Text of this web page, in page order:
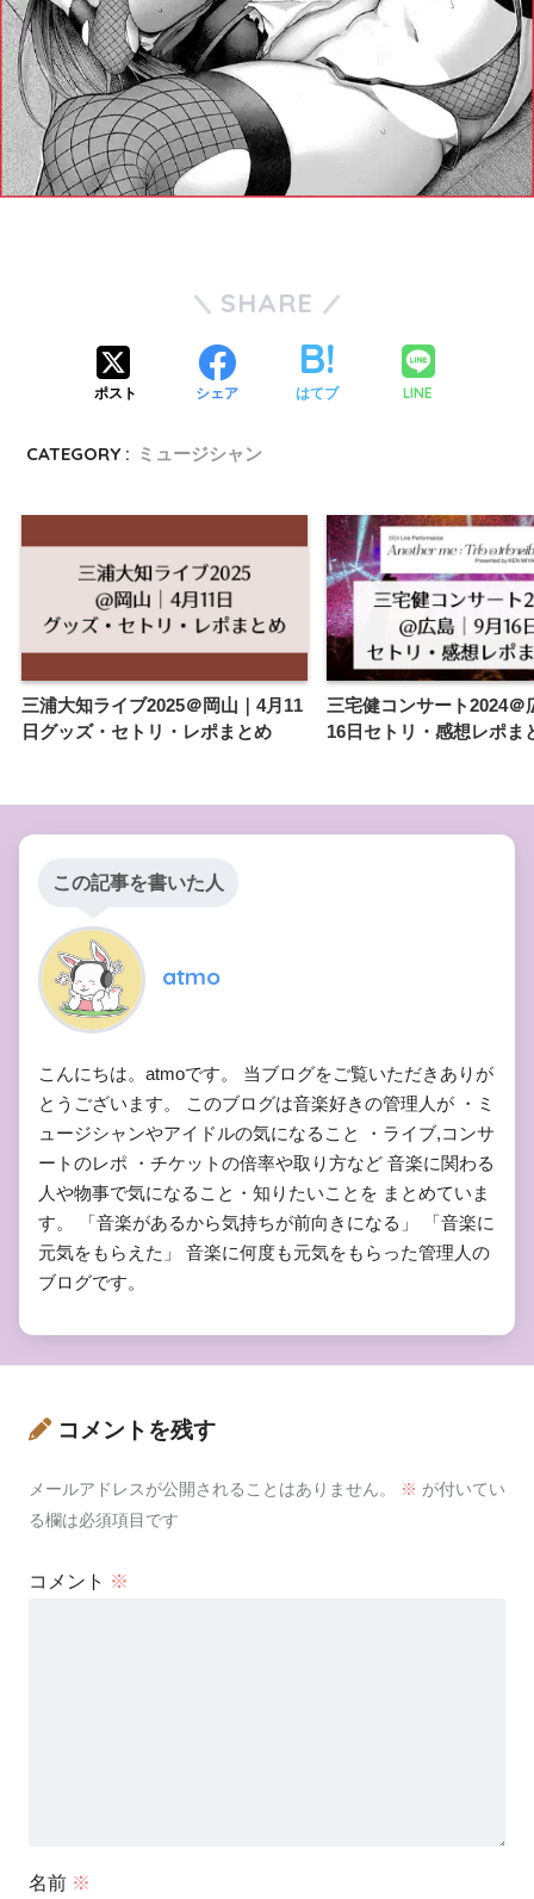
SHARE
ポスト シェア はてブ LINE
CATEGORY : ミュージシャン
三浦大知ライブ2025＠岡山｜4月11
日グッズ・セトリ・レポまとめ
三宅健コンサート2024＠
16日セトリ・感想レポま
この記事を書いた人
atmo
こんにちは。atmoです。 当ブログをご覧いただきありが
とうございます。 このブログは音楽好きの管理人が ・ミ
ュージシャンやアイドルの気になること ・ライブ,コンサ
ートのレポ ・チケットの倍率や取り方など 音楽に関わる
人や物事で気になること・知りたいことを まとめていま
す。 「音楽があるから気持ちが前向きになる」 「音楽に
元気をもらえた」 音楽に何度も元気をもらった管理人の
ブログです。
コメントを残す
メールアドレスが公開されることはありません。 ※ が付いてい
る欄は必須項目です
コメント ※
名前 ※